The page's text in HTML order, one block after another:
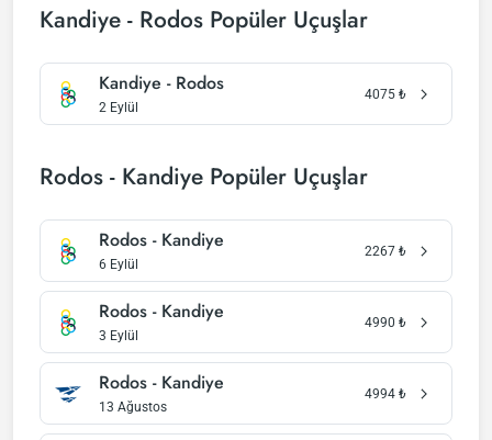
Kandiye - Rodos Popüler Uçuşlar
Kandiye - Rodos
2 Eylül
4075 ₺
Rodos - Kandiye Popüler Uçuşlar
Rodos - Kandiye
6 Eylül
2267 ₺
Rodos - Kandiye
3 Eylül
4990 ₺
Rodos - Kandiye
13 Ağustos
4994 ₺